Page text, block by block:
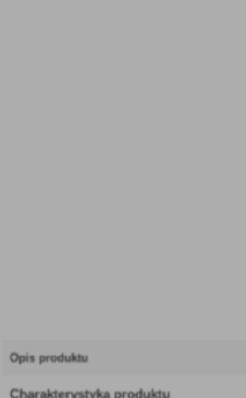
Opis produktu
Charakterystyka produktu